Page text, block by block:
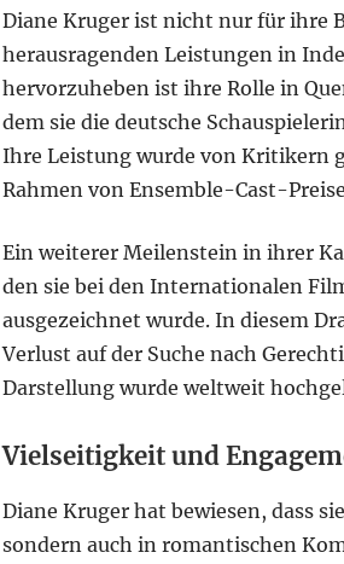
Diane Kruger ist nicht nur für ihre
herausragenden Leistungen in
hervorzuheben ist ihre Rolle in
dem sie die deutsche
Ihre Leistung wurde von Kritikern
Rahmen von Ensemble-Cast-
Ein weiterer Meilenstein in ihrer
den sie bei den Internationalen
ausgezeichnet wurde. In diesem
Verlust auf der Suche nach
Darstellung wurde weltweit
Vielseitigkeit und
Diane Kruger hat bewiesen, dass
sondern auch in romantischen